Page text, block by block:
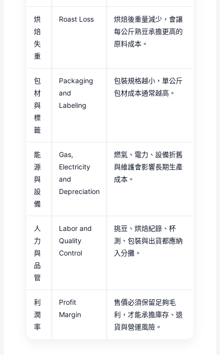
烘
焙
失
重
Roast Loss
烘焙後重量減少，會讓
每公斤熟豆承擔更高的
原料成本。
包
材
與
標
籤
Packaging
and
Labeling
包裝規格越小，單公斤
包材成本通常越高。
能
源
與
設
備
Gas,
Electricity
and
Depreciation
燃氣、電力、設備折舊
與維護會影響長期生產
成本。
人
力
與
品
管
Labor and
Quality
Control
挑豆、烘焙紀錄、杯
測、包裝與出貨都應納
入分攤。
利
潤
率
Profit
Margin
售價必須保留足夠毛
利，才能承擔庫存、退
貨與營運風險。